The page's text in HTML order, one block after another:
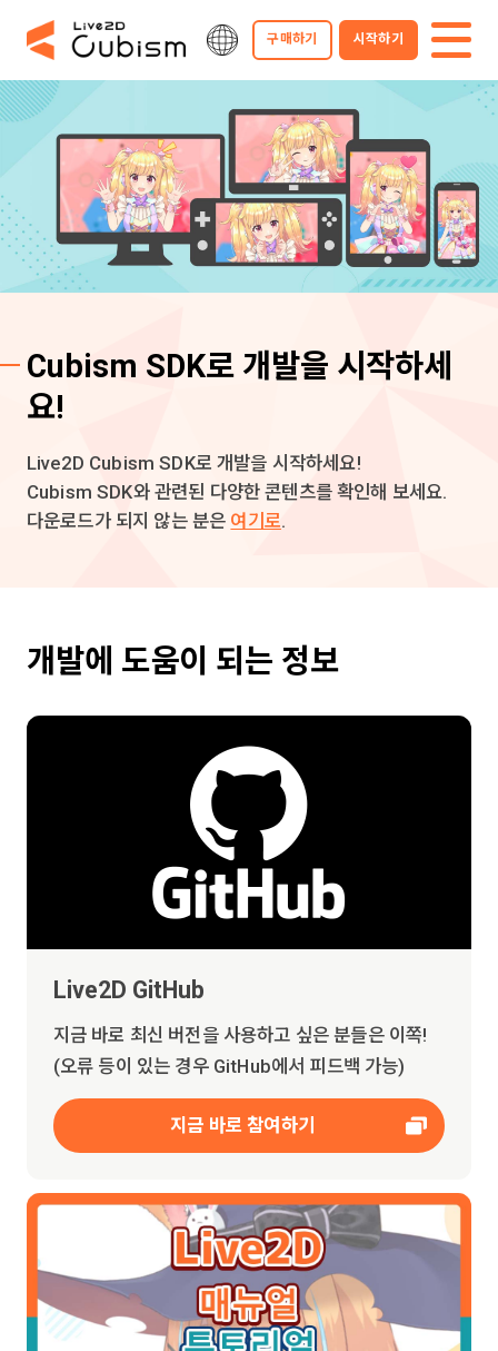
구매하기 시작하기
Cubism SDK로 개발을 시작하세
요!
Live2D Cubism SDK로 개발을 시작하세요!
Cubism SDK와 관련된 다양한 콘텐츠를 확인해 보세요.
다운로드가 되지 않는 분은 여기로.
개발에 도움이 되는 정보
Live2D GitHub
지금 바로 최신 버전을 사용하고 싶은 분들은 이쪽!
(오류 등이 있는 경우 GitHub에서 피드백 가능)
지금 바로 참여하기